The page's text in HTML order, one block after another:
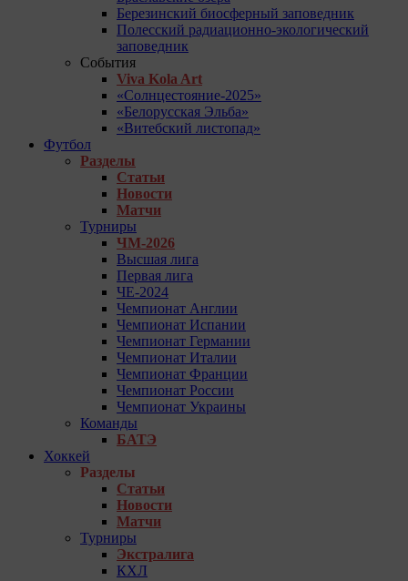
Березинский биосферный заповедник
Полесский радиационно-экологический
заповедник
События
Viva Kola Art
«Солнцестояние-2025»
«Белорусская Эльба»
«Витебский листопад»
Футбол
Разделы
Статьи
Новости
Матчи
Турниры
ЧМ-2026
Высшая лига
Первая лига
ЧЕ-2024
Чемпионат Англии
Чемпионат Испании
Чемпионат Германии
Чемпионат Италии
Чемпионат Франции
Чемпионат России
Чемпионат Украины
Команды
БАТЭ
Хоккей
Разделы
Статьи
Новости
Матчи
Турниры
Экстралига
КХЛ